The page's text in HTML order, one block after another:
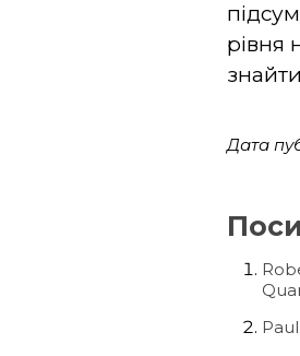
рівня
Дата